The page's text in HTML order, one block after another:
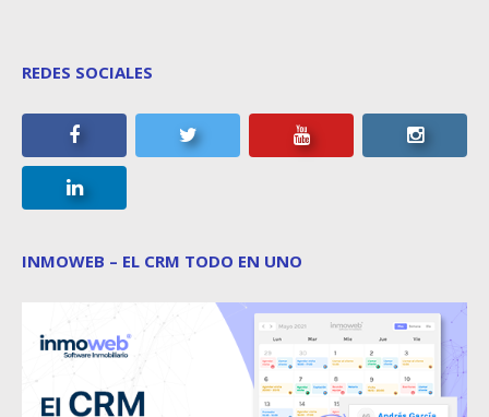
REDES SOCIALES
INMOWEB – EL CRM TODO EN UNO